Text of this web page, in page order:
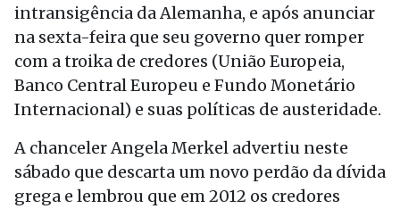
intransigência da Alemanha, e após anunciar
na sexta-feira que seu governo quer romper
com a troika de credores (União Europeia,
Banco Central Europeu e Fundo Monetário
Internacional) e suas políticas de austeridade.
A chanceler Angela Merkel advertiu neste
sábado que descarta um novo perdão da dívida
grega e lembrou que em 2012 os credores